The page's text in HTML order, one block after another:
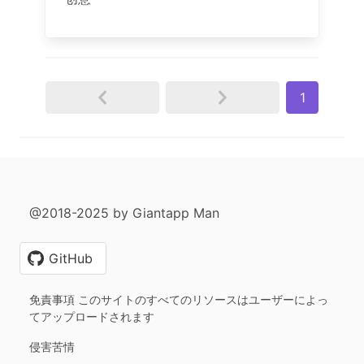
1
@2018-2025 by Giantapp Man
GitHub
免責事項 このサイトのすべてのリソースはユーザーによっ
てアップロードされます
侵害苦情